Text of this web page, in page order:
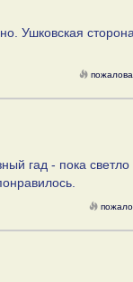
Ушковская сторона
гад - пока